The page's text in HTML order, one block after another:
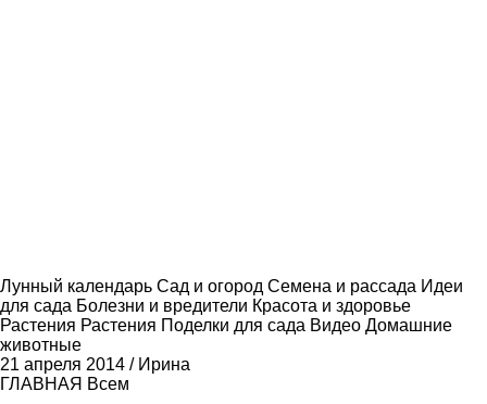
Лунный календарь Сад и огород Семена и рассада Идеи
для сада Болезни и вредители Красота и здоровье
Растения Растения Поделки для сада Видео Домашние
животные
21 апреля 2014 / Ирина
ГЛАВНАЯ Всем